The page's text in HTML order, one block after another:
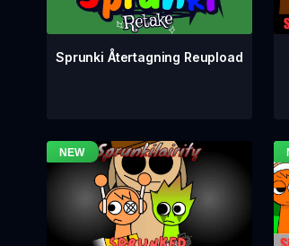
Sprunki Återtagning Reupload